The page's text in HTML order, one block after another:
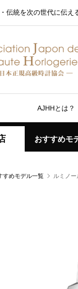
伝統を次の世代に伝え
AJHHとは？
おすすめモ
すめモデル一覧 ルミノ